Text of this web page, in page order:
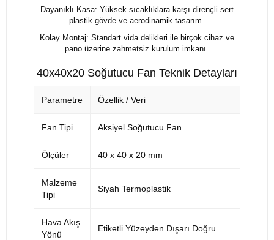
Dayanıklı Kasa: Yüksek sıcaklıklara karşı dirençli sert
plastik gövde ve aerodinamik tasarım.
Kolay Montaj: Standart vida delikleri ile birçok cihaz ve
pano üzerine zahmetsiz kurulum imkanı.
40x40x20 Soğutucu Fan Teknik Detayları
Parametre Özellik / Veri
Fan Tipi Aksiyel Soğutucu Fan
Ölçüler 40 x 40 x 20 mm
Malzeme
Tipi
Siyah Termoplastik
Hava Akış
Yönü
Etiketli Yüzeyden Dışarı Doğru